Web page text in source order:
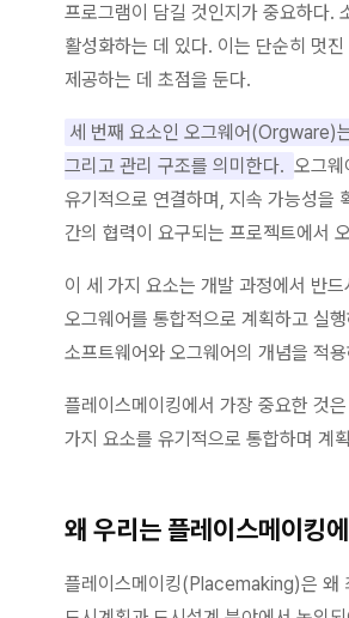
프로그램이 담길 것인지가 중요하다.
활성화하는 데 있다. 이는 단순히 멋
제공하는 데 초점을 둔다.
세 번째 요소인 오그웨어(Orgware)
그리고 관리 구조를 의미한다. 오그
유기적으로 연결하며, 지속 가능성을
간의 협력이 요구되는 프로젝트에서
이 세 가지 요소는 개발 과정에서 반
오그웨어를 통합적으로 계획하고 실
소프트웨어와 오그웨어의 개념을 적
플레이스메이킹에서 가장 중요한 것
가지 요소를 유기적으로 통합하며 계
왜 우리는 플레이스메이킹
플레이스메이킹(Placemaking)은 왜